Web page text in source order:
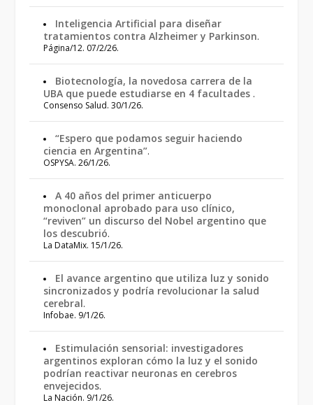
Inteligencia Artificial para diseñar
tratamientos contra Alzheimer y Parkinson.
Página/12. 07/2/26.
Biotecnología, la novedosa carrera de la
UBA que puede estudiarse en 4 facultades .
Consenso Salud. 30/1/26.
“Espero que podamos seguir haciendo
ciencia en Argentina”.
OSPYSA. 26/1/26.
A 40 años del primer anticuerpo
monoclonal aprobado para uso clínico,
“reviven” un discurso del Nobel argentino que
los descubrió.
La DataMix. 15/1/26.
El avance argentino que utiliza luz y sonido
sincronizados y podría revolucionar la salud
cerebral.
Infobae. 9/1/26.
Estimulación sensorial: investigadores
argentinos exploran cómo la luz y el sonido
podrían reactivar neuronas en cerebros
envejecidos.
La Nación. 9/1/26.